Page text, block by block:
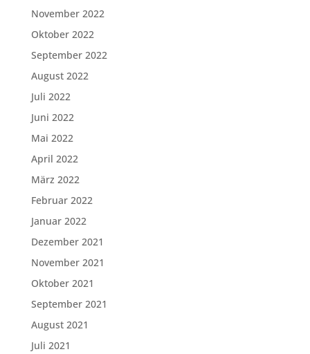
November 2022
Oktober 2022
September 2022
August 2022
Juli 2022
Juni 2022
Mai 2022
April 2022
März 2022
Februar 2022
Januar 2022
Dezember 2021
November 2021
Oktober 2021
September 2021
August 2021
Juli 2021